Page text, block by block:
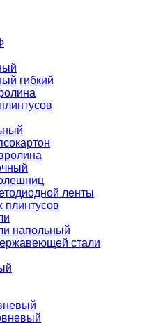
гибкий
ленты
напольный
стали